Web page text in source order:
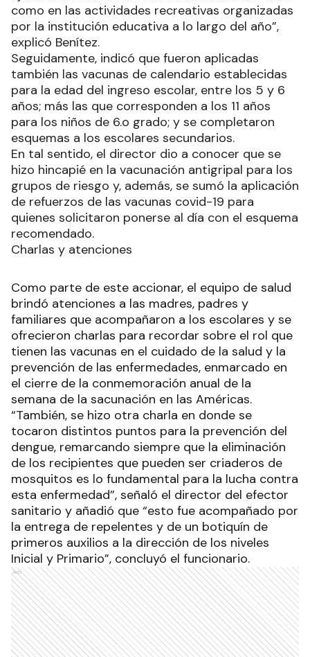
como en las actividades recreativas organizadas
por la institución educativa a lo largo del año”,
explicó Benítez.
Seguidamente, indicó que fueron aplicadas
también las vacunas de calendario establecidas
para la edad del ingreso escolar, entre los 5 y 6
años; más las que corresponden a los 11 años
para los niños de 6.o grado; y se completaron
esquemas a los escolares secundarios.
En tal sentido, el director dio a conocer que se
hizo hincapié en la vacunación antigripal para los
grupos de riesgo y, además, se sumó la aplicación
de refuerzos de las vacunas covid-19 para
quienes solicitaron ponerse al día con el esquema
recomendado.
Charlas y atenciones
Como parte de este accionar, el equipo de salud
brindó atenciones a las madres, padres y
familiares que acompañaron a los escolares y se
ofrecieron charlas para recordar sobre el rol que
tienen las vacunas en el cuidado de la salud y la
prevención de las enfermedades, enmarcado en
el cierre de la conmemoración anual de la
semana de la sacunación en las Américas.
“También, se hizo otra charla en donde se
tocaron distintos puntos para la prevención del
dengue, remarcando siempre que la eliminación
de los recipientes que pueden ser criaderos de
mosquitos es lo fundamental para la lucha contra
esta enfermedad”, señaló el director del efector
sanitario y añadió que “esto fue acompañado por
la entrega de repelentes y de un botiquín de
primeros auxilios a la dirección de los niveles
Inicial y Primario”, concluyó el funcionario.
Ads